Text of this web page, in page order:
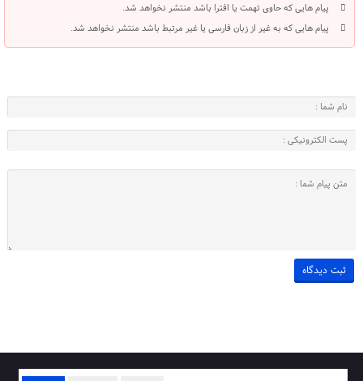
پیام هایی که حاوی تهمت یا افترا باشد منتشر نخواهد شد.
پیام هایی که به غیر از زبان فارسی یا غیر مرتبط باشد منتشر نخواهد شد.